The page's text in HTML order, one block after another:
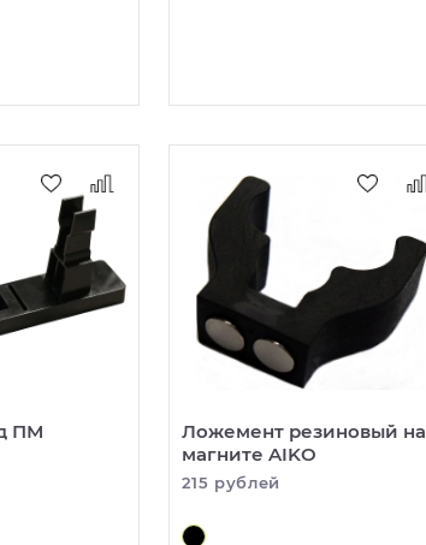
ПМ
Ложемент резиновый на
магните AIKO
215 рублей